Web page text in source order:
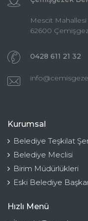
Mescit Mahallesi
62600
0428 611 21 32
Kurumsal
Belediye Teşkilat
Belediye Meclisi
Birim Müdürlükleri
Eski Belediye
Hızlı Menü